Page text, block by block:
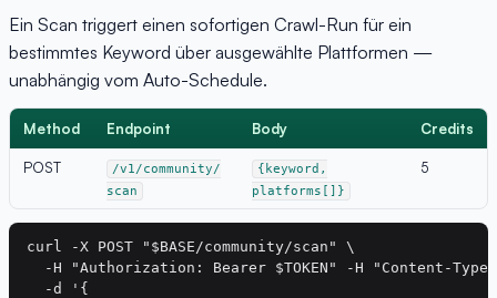
Ein Scan triggert einen sofortigen Crawl-Run für ein
bestimmtes Keyword über ausgewählte Plattformen —
unabhängig vom Auto-Schedule.
Method Endpoint Body Credits
POST
/v1/community/
scan
{keyword,
platforms[]}
5
curl -X POST "$BASE/community/scan" \
-H "Authorization: Bearer $TOKEN" -H "Content-
  -d '{